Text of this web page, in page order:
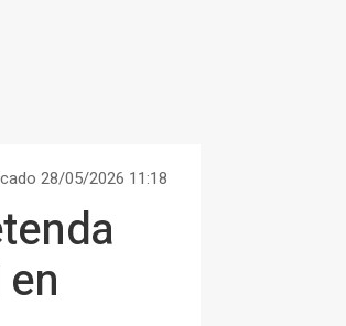
28/05/2026 11:18